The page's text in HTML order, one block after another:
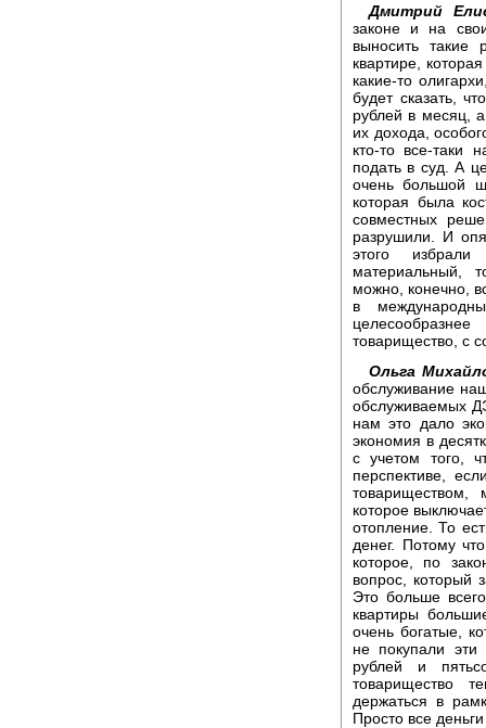
Дмитрий
законе и на
выносить такие
квартире,
какие-то
будет сказать,
рублей в месяц,
их дохода,
кто-то все-таки
подать в суд. А
очень большой
которая была
совместных
разрушили. И
этого
материальный,
можно, конечно,
в
товарищество, с
Ольга
обслуживание
обслуживаемых
нам это дало
экономия в
с учетом того,
перспективе,
которое
отопление. То
денег. Потому
которое, по
вопрос, который
Это больше
квартиры
очень богатые,
не покупали
рублей и
товарищество
держаться в
Просто все